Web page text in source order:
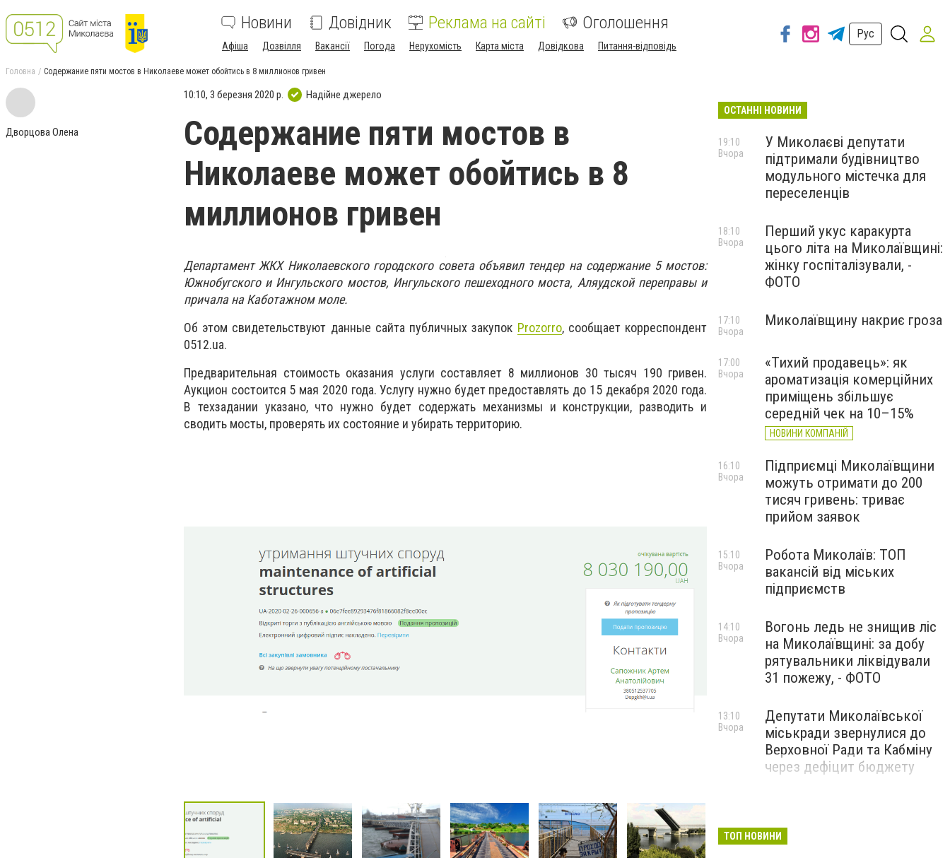
Новини Довідник Реклама на сайті Оголошення
Афіша Дозвілля Вакансії Погода Нерухомість Карта міста Довідкова Питання-відповідь
Рус
Головна Содержание пяти мостов в Николаеве может обойтись в 8 миллионов гривен
Дворцова Олена
10:10, 3 березня 2020 р. Надійне джерело
Содержание пяти мостов в
Николаеве может обойтись в 8
миллионов гривен
Департамент ЖКХ Николаевского городского совета объявил тендер на содержание 5 мостов:
Южнобугского и Ингульского мостов, Ингульского пешеходного моста, Аляудской переправы и
причала на Каботажном моле.
Об этом свидетельствуют данные сайта публичных закупок Prozorro, сообщает корреспондент
0512.ua.
Предварительная стоимость оказания услуги составляет 8 миллионов 30 тысяч 190 гривен.
Аукцион состоится 5 мая 2020 года. Услугу нужно будет предоставлять до 15 декабря 2020 года.
В техзадании указано, что нужно будет содержать механизмы и конструкции, разводить и
сводить мосты, проверять их состояние и убирать территорию.
ОСТАННІ НОВИНИ
У Миколаєві депутати
підтримали будівництво
модульного містечка для
переселенців
19:10
Вчора
Перший укус каракурта
цього літа на Миколаївщині:
жінку госпіталізували, -
ФОТО
18:10
Вчора
Миколаївщину накриє гроза
17:10
Вчора
«Тихий продавець»: як
ароматизація комерційних
приміщень збільшує
середній чек на 10–15%
НОВИНИ КОМПАНІЙ
17:00
Вчора
Підприємці Миколаївщини
можуть отримати до 200
тисяч гривень: триває
прийом заявок
16:10
Вчора
Робота Миколаїв: ТОП
вакансій від міських
підприємств
15:10
Вчора
Вогонь ледь не знищив ліс
на Миколаївщині: за добу
рятувальники ліквідували
31 пожежу, - ФОТО
14:10
Вчора
Депутати Миколаївської
міськради звернулися до
Верховної Ради та Кабміну
через дефіцит бюджету
13:10
Вчора
ТОП НОВИНИ